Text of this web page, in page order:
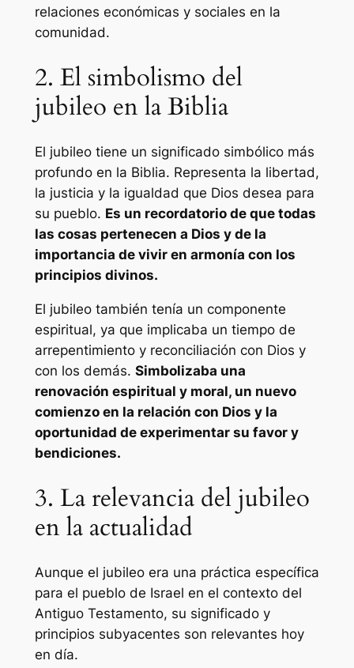
relaciones económicas y sociales en la
comunidad.
2. El simbolismo del
jubileo en la Biblia
El jubileo tiene un significado simbólico más
profundo en la Biblia. Representa la libertad,
la justicia y la igualdad que Dios desea para
su pueblo. Es un recordatorio de que todas
las cosas pertenecen a Dios y de la
importancia de vivir en armonía con los
principios divinos.
El jubileo también tenía un componente
espiritual, ya que implicaba un tiempo de
arrepentimiento y reconciliación con Dios y
con los demás. Simbolizaba una
renovación espiritual y moral, un nuevo
comienzo en la relación con Dios y la
oportunidad de experimentar su favor y
bendiciones.
3. La relevancia del jubileo
en la actualidad
Aunque el jubileo era una práctica específica
para el pueblo de Israel en el contexto del
Antiguo Testamento, su significado y
principios subyacentes son relevantes hoy
en día.